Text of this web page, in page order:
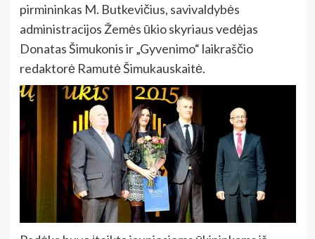
pirmininkas M. Butkevičius, savivaldybės
administracijos Žemės ūkio skyriaus vedėjas
Donatas Šimukonis ir „Gyvenimo“ laikraščio
redaktorė Ramutė Šimukauskaitė.